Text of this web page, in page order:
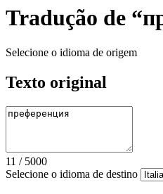
Tradução de
Selecione o idioma de origem
Texto original
11 / 5000
Selecione o idioma de destino